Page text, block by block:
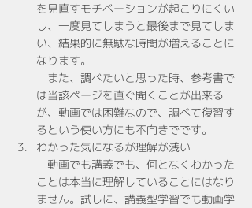
を見直すモチベーションが起こりにくい
し、一度見てしまうと最後まで見てしま
い、結果的に無駄な時間が増えることに
なります。
また、調べたいと思った時、参考書で
は当該ページを直ぐ開くことが出来る
が、動画では困難なので、調べて復習す
るという使い方にも不向きでです。
わかった気になるが理解が浅い
動画でも講義でも、何となくわかった
ことは本当に理解していることにはなり
ません。試しに、講義型学習でも動画学